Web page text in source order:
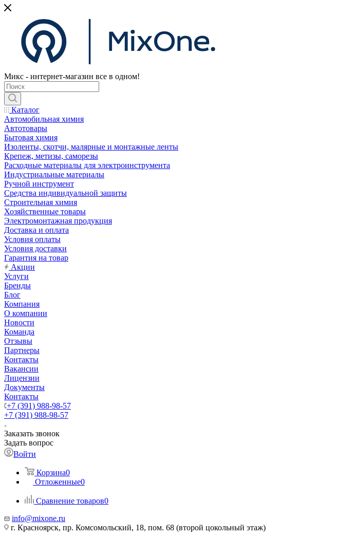
Микс - интернет-магазин все в одном!
Каталог
Автомобильная химия
Автотовары
Бытовая химия
Изоленты, скотчи, малярные и монтажные ленты
Крепеж, метизы, саморезы
Расходные материалы для электроинструмента
Индустриальные материалы
Ручной инструмент
Средства индивидуальной защиты
Строительная химия
Хозяйственные товары
Электромонтажная продукция
Доставка и оплата
Условия оплаты
Условия доставки
Гарантия на товар
Акции
Услуги
Бренды
Блог
Компания
О компании
Новости
Команда
Отзывы
Партнеры
Контакты
Вакансии
Лицензии
Документы
Контакты
+7 (391) 988-98-57
+7 (391) 988-98-57
Заказать звонок
Задать вопрос
Войти
Корзина0
Отложенные0
Сравнение товаров0
info@mixone.ru
г. Красноярск, пр. Комсомольский, 18, пом. 68 (второй цокольный этаж)